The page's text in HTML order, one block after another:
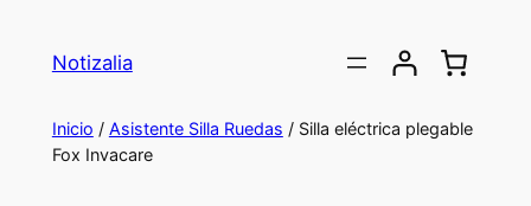
Notizalia
Inicio / Asistente Silla Ruedas / Silla eléctrica plegable
Fox Invacare